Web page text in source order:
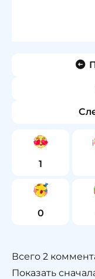
1
0
Всего 2
Показать